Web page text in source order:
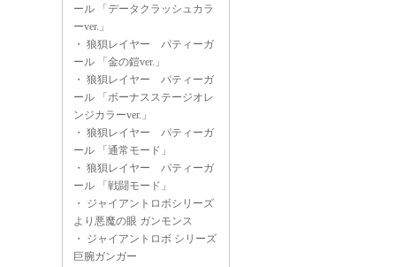
ール 「データクラッシュカラ
ーver.」
・ 狼狽レイヤー パティーガ
ール 「金の鎧ver.」
・ 狼狽レイヤー パティーガ
ール 「ボーナスステージオレ
ンジカラーver.」
・ 狼狽レイヤー パティーガ
ール 「通常モード」
・ 狼狽レイヤー パティーガ
ール 「戦闘モード」
・ ジャイアントロボシリーズ
より悪魔の眼 ガンモンス
・ ジャイアントロボ シリーズ
巨腕ガンガー